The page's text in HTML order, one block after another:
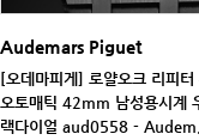
Audemars Piguet
랙다이얼 aud0558 - Audem..